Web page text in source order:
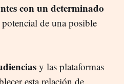
con un determinado
de una posible
y las plataformas
esta relación de